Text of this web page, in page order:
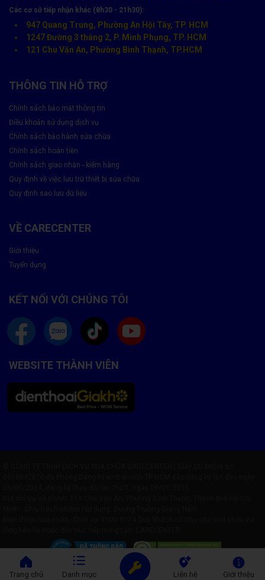
Trang chủ Danh mục Liên hệ Giới thiệu
Các cơ sở tiếp nhận khác (8h30 - 21h30):
947 Quang Trung, Phường An Hội Tây, TP. HCM
1247 Đường 3 tháng 2, P. Minh Phụng, TP. HCM
121 Chu Văn An, Phường Bình Thạnh, TP.HCM
THÔNG TIN HỖ TRỢ
Chính sách bảo mật thông tin
Điều khoản sử dụng dịch vụ
Chính sách bảo hành sửa chữa
Chính sách hoàn tiền
Chính sách giao nhận - kiểm hàng
Quy định về việc lưu trữ thiết bị sửa chữa
Quy định sao lưu dữ liệu
VỀ CARECENTER
Giới thiệu
Tuyển dụng
KẾT NỐI VỚI CHÚNG TÔI
WEBSITE THÀNH VIÊN